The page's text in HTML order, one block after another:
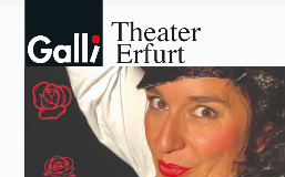
mobile
menu
mobile
menu